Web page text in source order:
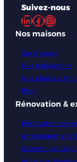
Suivez-nous
LinkedIn Facebook Instagram
Nos maisons
Sur mesure
Nos réalisations
Nos plans de
Blog
Rénovation &
Rénovation de
Aménagement
Extension et